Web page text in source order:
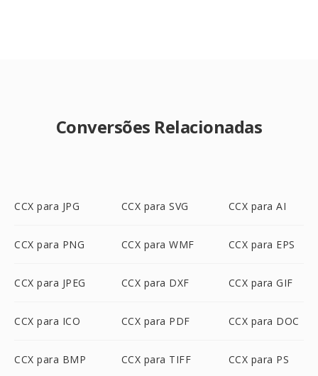
Conversões Relacionadas
CCX para JPG CCX para SVG CCX para AI
CCX para PNG CCX para WMF CCX para EPS
CCX para JPEG CCX para DXF CCX para GIF
CCX para ICO CCX para PDF CCX para DOC
CCX para BMP CCX para TIFF CCX para PS